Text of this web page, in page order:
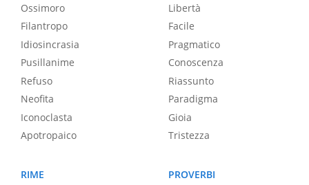
Ossimoro
Filantropo
Idiosincrasia
Pusillanime
Refuso
Neofita
Iconoclasta
Apotropaico
Libertà
Facile
Pragmatico
Conoscenza
Riassunto
Paradigma
Gioia
Tristezza
RIME
PROVERBI